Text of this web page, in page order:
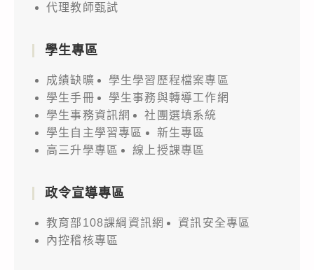
代理教師甄試
學生專區
成績缺曠
學生學習歷程檔案專區
學生手冊
學生事務與轉導工作網
學生事務資訊網
社團選填系統
學生自主學習專區
新生專區
高三升學專區
線上授課專區
政令宣導專區
教育部108課綱資訊網
資訊安全專區
內控稽核專區